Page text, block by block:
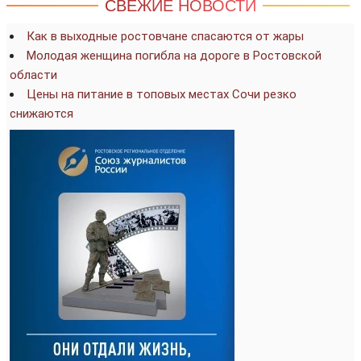
СВЕЖИЕ НОВОСТИ
Как в выходные ростовчане спасаются от жары
Молодая женщина погибла на дороге в Ростовской
области
Цены на питание в топовых местах Сочи резко
снижаются